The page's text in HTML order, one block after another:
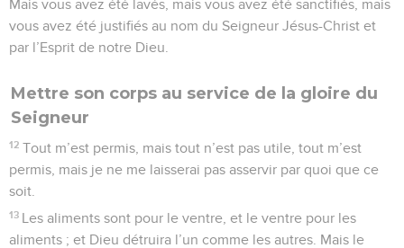
Mais vous avez été lavés, mais vous avez été sanctifiés, mais
vous avez été justifiés au nom du Seigneur Jésus-Christ et
par l’Esprit de notre Dieu.
Mettre son corps au service de la gloire du
Seigneur
12 Tout m’est permis, mais tout n’est pas utile, tout m’est
permis, mais je ne me laisserai pas asservir par quoi que ce
soit.
13 Les aliments sont pour le ventre, et le ventre pour les
aliments ; et Dieu détruira l’un comme les autres. Mais le